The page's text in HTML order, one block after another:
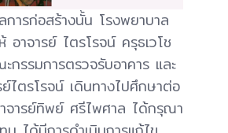
การก่อสร้างนั้น โรงพยาบาล
อาจารย์ ไตรโรจน์ ครุธเวโช
กรรมการตรวจรับอาคาร และ
ไตรโรจน์ เดินทางไปศึกษาต่อ
จารย์ทิพย์ ศรีไพศาล ได้กรุณา